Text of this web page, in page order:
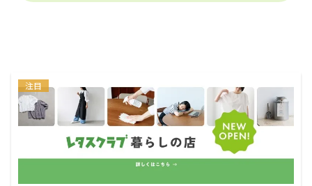
注目